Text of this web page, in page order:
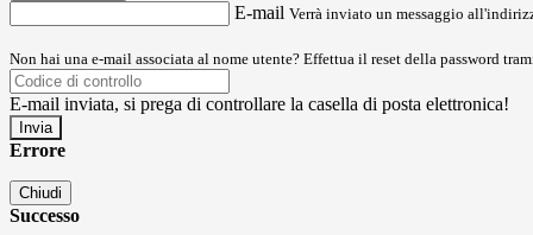
E-mail Verrà inviato un messaggio
Non hai una e-mail associata al nome utente? Effettua il reset della password
E-mail inviata, si prega di controllare la casella di posta elettronica!
Errore
Chiudi
Successo